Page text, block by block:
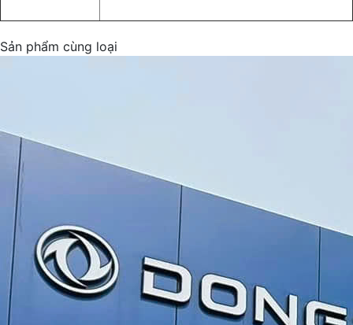
Sản phẩm cùng loại